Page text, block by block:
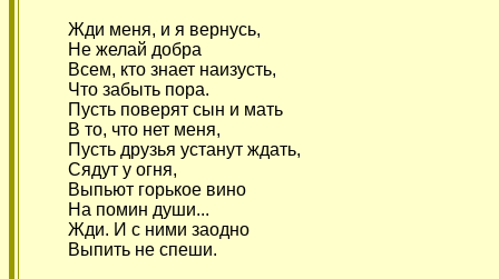
Жди меня, и я вернусь,
Не желай добра
Всем, кто знает наизусть,
Что забыть пора.
Пусть поверят сын и мать
В то, что нет меня,
Пусть друзья устанут ждать,
Сядут у огня,
Выпьют горькое вино
На помин души...
Жди. И с ними заодно
Выпить не спеши.